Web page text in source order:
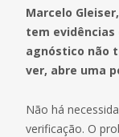
Marcelo
tem evidências
agnóstico não
ver, abre uma
Não há
verificação. O